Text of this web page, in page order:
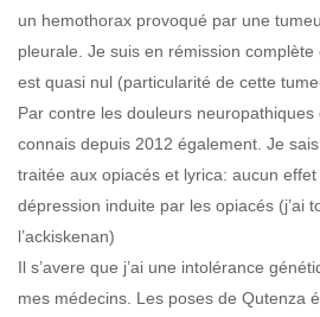
un hemothorax provoqué par une
pleurale. Je suis en rémission
est quasi nul (particularité de cette
Par contre les douleurs
connais depuis 2012 également. Je
traitée aux opiacés et lyrica: aucun
dépression induite par les opiacés (j’ai
l’ackiskenan)
Il s’avere que j’ai une intolérance
mes médecins. Les poses de Qutenza